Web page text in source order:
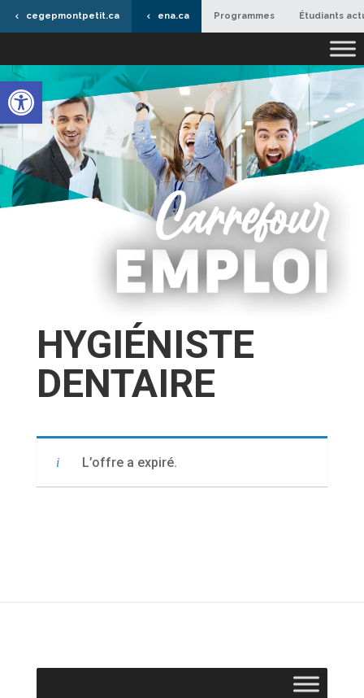
Ouvrir la barre d’outils
cegepmontpetit.ca ena.ca Programmes Étudiants
HYGIÉNISTE
DENTAIRE
L’offre a expiré.